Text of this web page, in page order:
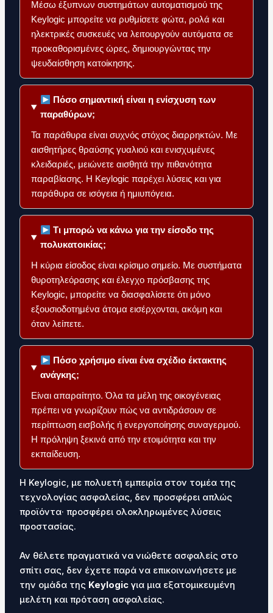
Μέσω έξυπνων συστημάτων αυτοματισμού της
Keylogic μπορείτε να ρυθμίσετε φώτα, ρολά και
ηλεκτρικές συσκευές να λειτουργούν αυτόματα σε
προκαθορισμένες ώρες, δημιουργώντας την
ψευδαίσθηση κατοίκησης.
Πόσο σημαντική είναι η ενίσχυση των
παραθύρων;
Τα παράθυρα είναι συχνός στόχος διαρρηκτών. Με
αισθητήρες θραύσης γυαλιού και ενισχυμένες
κλειδαριές, μειώνετε αισθητά την πιθανότητα
παραβίασης. Η Keylogic παρέχει λύσεις και για
παράθυρα σε ισόγεια ή ημιυπόγεια.
Τι μπορώ να κάνω για την είσοδο της
πολυκατοικίας;
Η κύρια είσοδος είναι κρίσιμο σημείο. Με συστήματα
θυροτηλεόρασης και έλεγχο πρόσβασης της
Keylogic, μπορείτε να διασφαλίσετε ότι μόνο
εξουσιοδοτημένα άτομα εισέρχονται, ακόμη και
όταν λείπετε.
Πόσο χρήσιμο είναι ένα σχέδιο έκτακτης
ανάγκης;
Είναι απαραίτητο. Όλα τα μέλη της οικογένειας
πρέπει να γνωρίζουν πώς να αντιδράσουν σε
περίπτωση εισβολής ή ενεργοποίησης συναγερμού.
Η πρόληψη ξεκινά από την ετοιμότητα και την
εκπαίδευση.
Η Keylogic, με πολυετή εμπειρία στον τομέα της
τεχνολογίας ασφαλείας, δεν προσφέρει απλώς
προϊόντα· προσφέρει ολοκληρωμένες λύσεις
προστασίας.
Αν θέλετε πραγματικά να νιώθετε ασφαλείς στο
σπίτι σας, δεν έχετε παρά να επικοινωνήσετε με
την ομάδα της Keylogicγια μια εξατομικευμένη
μελέτη και πρόταση ασφαλείας.